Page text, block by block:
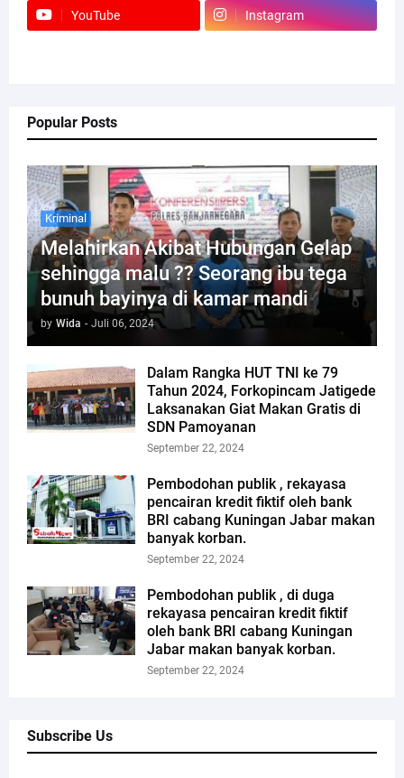
YouTube Instagram
Popular Posts
Kriminal
Melahirkan Akibat Hubungan Gelap
sehingga malu ?? Seorang ibu tega
bunuh bayinya di kamar mandi
by Wida - Juli 06, 2024
Dalam Rangka HUT TNI ke 79
Tahun 2024, Forkopincam Jatigede
Laksanakan Giat Makan Gratis di
SDN Pamoyanan
September 22, 2024
Pembodohan publik , rekayasa
pencairan kredit fiktif oleh bank
BRI cabang Kuningan Jabar makan
banyak korban.
September 22, 2024
Pembodohan publik , di duga
rekayasa pencairan kredit fiktif
oleh bank BRI cabang Kuningan
Jabar makan banyak korban.
September 22, 2024
Subscribe Us